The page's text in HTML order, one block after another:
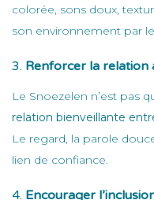
colorée, sons doux,
son environnement par le
3. Renforcer la
Le Snoezelen n’est pas
relation bienveillante
Le regard, la parole
lien de confiance.
4. Encourager